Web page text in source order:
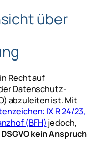
über
Recht auf
Datenschutz-
abzuleiten ist. Mit
IX R 24/23,
(BFH) jedoch,
kein Anspruch